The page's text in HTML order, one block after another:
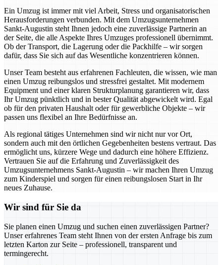
Ein Umzug ist immer mit viel Arbeit, Stress und organisatorischen
Herausforderungen verbunden. Mit dem Umzugsunternehmen
Sankt-Augustin steht Ihnen jedoch eine zuverlässige Partnerin an
der Seite, die alle Aspekte Ihres Umzuges professionell übernimmt.
Ob der Transport, die Lagerung oder die Packhilfe – wir sorgen
dafür, dass Sie sich auf das Wesentliche konzentrieren können.
Unser Team besteht aus erfahrenen Fachleuten, die wissen, wie man
einen Umzug reibungslos und stressfrei gestaltet. Mit modernem
Equipment und einer klaren Strukturplanung garantieren wir, dass
Ihr Umzug pünktlich und in bester Qualität abgewickelt wird. Egal
ob für den privaten Haushalt oder für gewerbliche Objekte – wir
passen uns flexibel an Ihre Bedürfnisse an.
Als regional tätiges Unternehmen sind wir nicht nur vor Ort,
sondern auch mit den örtlichen Gegebenheiten bestens vertraut. Das
ermöglicht uns, kürzere Wege und dadurch eine höhere Effizienz.
Vertrauen Sie auf die Erfahrung und Zuverlässigkeit des
Umzugsunternehmens Sankt-Augustin – wir machen Ihren Umzug
zum Kinderspiel und sorgen für einen reibungslosen Start in Ihr
neues Zuhause.
Wir sind für Sie da
Sie planen einen Umzug und suchen einen zuverlässigen Partner?
Unser erfahrenes Team steht Ihnen von der ersten Anfrage bis zum
letzten Karton zur Seite – professionell, transparent und
termingerecht.